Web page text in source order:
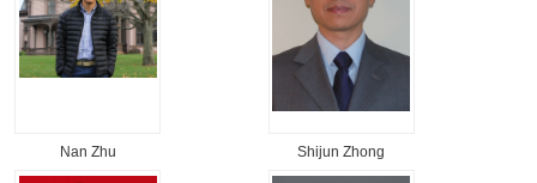
Nan Zhu Shijun Zhong